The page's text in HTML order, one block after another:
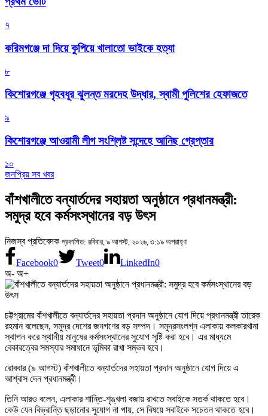
৭
করিমগঞ্জে দা দিয়ে কুপিয়ে খালাতো ভাইকে হত্যা
৮
কিশোরগঞ্জে গৃহবধূর ঝুলন্ত মরদেহ উদ্ধার, স্বামী পুলিশের হেফাজতে
৯
কিশোরগঞ্জে আওয়ামী লীগ সংশ্লিষ্ট সন্দেহে আনিছ গ্রেপ্তার
১০
জনপ্রিয় সব খবর
বাঁশখালীতে বন্যার্তদের সহায়তা অনুষ্ঠানে প্রধানমন্ত্রী:
সমুদ্র হবে কর্মসংস্থানের বড় উৎস
নিজস্ব প্রতিবেদক প্রকাশিত: রবিবার, ৯ আগস্ট, ২০২৬, ৩:১৯ অপরাহ্ণ
Facebook0 Tweet0 LinkedIn0
অ- অ+
চট্টগ্রামের বাঁশখালীতে বন্যার্তদের সহায়তা প্রদান অনুষ্ঠানে যোগ দিয়ে প্রধানমন্ত্রী তারেক
রহমান বলেছেন, সমুদ্র দেশের জনগণের বড় সম্পদ। সমুদ্রসংলগ্ন এলাকায় কলকারখানা
স্থাপন করে স্থানীয় মানুষের কর্মসংস্থানের সুযোগ সৃষ্টি করা হবে। এর মাধ্যমে
বেকারত্বের সমস্যার সমাধানে ভূমিকা রাখা সম্ভব হবে।
রোববার (৯ আগস্ট) বাঁশখালীতে বন্যার্তদের সহায়তা প্রদান অনুষ্ঠানে যোগ দিয়ে এ
আশ্বাস দেন প্রধানমন্ত্রী।
তিনি আরও বলেন, এলাকার শান্তি-শৃঙ্খলা বজায় রাখতে সবাইকে সতর্ক থাকতে হবে।
কেউ যেন বিভ্রান্তি ছড়ানোর সুযোগ না পায়, সে বিষয়ে সবাইকে সচেতন থাকতে হবে।